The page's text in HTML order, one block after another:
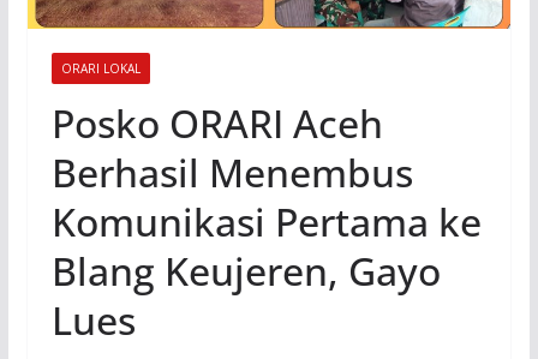
ORARI LOKAL
Posko ORARI Aceh
Berhasil Menembus
Komunikasi Pertama ke
Blang Keujeren, Gayo
Lues